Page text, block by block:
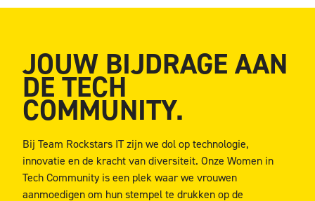
JOUW BIJDRAGE AAN
DE TECH
COMMUNITY.
Bij Team Rockstars IT zijn we dol op technologie,
innovatie en de kracht van diversiteit. Onze Women in
Tech Community is een plek waar we vrouwen
aanmoedigen om hun stempel te drukken op de